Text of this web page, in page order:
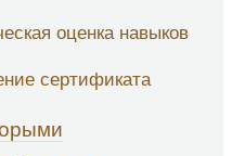
оценка навыков
сертификата